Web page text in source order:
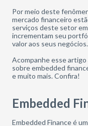
Por meio deste
mercado financeiro
serviços deste setor
incrementam seu
valor aos seus negócios.
Acompanhe esse
sobre embedded
e muito mais. Confira!
Embedded
Embedded Finance é